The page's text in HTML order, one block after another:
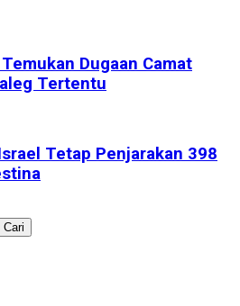
Dugaan Camat
Tertentu
Tetap Penjarakan 398
Cari